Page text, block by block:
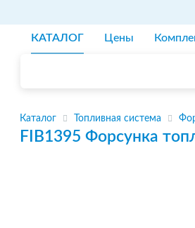
КАТАЛОГ Цены
Каталог Топливная система
FIB1395 Форсунка